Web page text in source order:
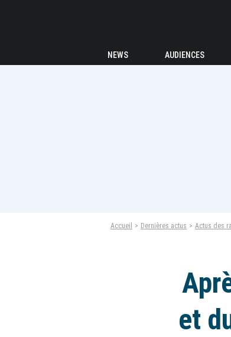
NEWS AUDIENCES
Accueil Dernières actus Actus des
et